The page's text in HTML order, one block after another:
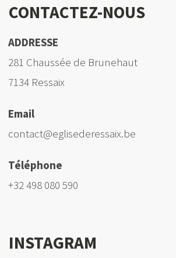
CONTACTEZ-NOUS
ADDRESSE
281 Chaussée de Brunehaut
7134 Ressaix
Email
contact@eglisederessaix.be
Téléphone
+32 498 080 590
INSTAGRAM